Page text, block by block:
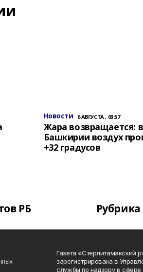
Новости 6 АВГУСТА , 03:57
Жара возвращается: в
Башкирии воздух
+32 градусов
РБ
Газета «Стерлитамакский
зарегистрирована в
службы по надзору в сфере